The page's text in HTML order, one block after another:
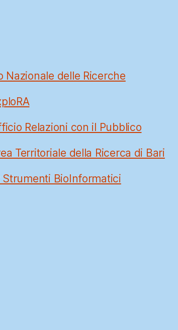
Nazionale delle Ricerche
Relazioni con il Pubblico
Territoriale della Ricerca di Bari
Strumenti BioInformatici